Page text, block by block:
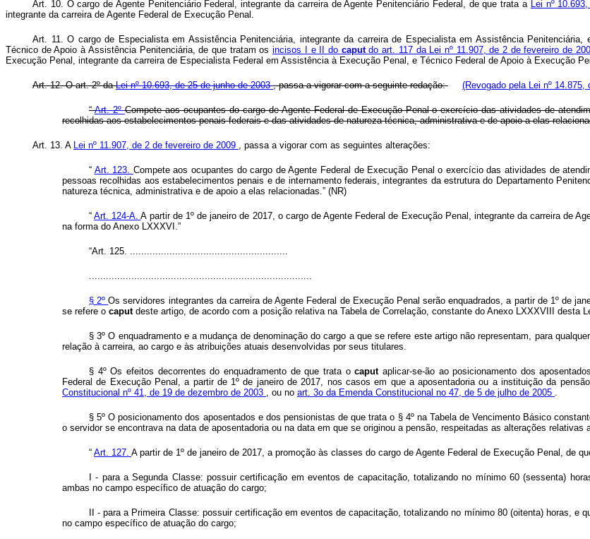
Art. 10. O cargo de Agente Penitenciário Federal, integrante da carreira de Agente Penitenciário Federal, de que trata a Lei nº
integrante da carreira de Agente Federal de Execução Penal.
Art. 11. O cargo de Especialista em Assistência Penitenciária, integrante da carreira de Especialista em Assistência
Técnico de Apoio à Assistência Penitenciária, de que tratam osincisos I e II do caputdo art. 117 da Lei nº 11.907, de 2 de fevereiro de
Execução Penal, integrante da carreira de Especialista Federal em Assistência à Execução Penal, e Técnico Federal de Apoio à Execução
Art. 12. O art. 2º daLei nº 10.693, de 25 de junho de 2003, passa a vigorar com a seguinte redação: (Revogado pela Lei nº 14.875,
“Art. 2ºCompete aos ocupantes do cargo de Agente Federal de Execução Penal o exercício das atividades de
recolhidas aos estabelecimentos penais federais e das atividades de natureza técnica, administrativa e de apoio a elas
Art. 13. A Lei nº 11.907, de 2 de fevereiro de 2009 , passa a vigorar com as seguintes alterações:
“ Art. 123. Compete aos ocupantes do cargo de Agente Federal de Execução Penal o exercício das atividades de
pessoas recolhidas aos estabelecimentos penais e de internamento federais, integrantes da estrutura do Departamento
natureza técnica, administrativa e de apoio a elas relacionadas.” (NR)
“Art. 124-A.A partir de 1º de janeiro de 2017, o cargo de Agente Federal de Execução Penal, integrante da carreira de
na forma do Anexo LXXXVI.”
“Art. 125. ........................................................
...............................................................................
§ 2ºOs servidores integrantes da carreira de Agente Federal de Execução Penal serão enquadrados, a partir de 1º de
se refere o caput deste artigo, de acordo com a posição relativa na Tabela de Correlação, constante do Anexo LXXXVIII desta
§ 3º O enquadramento e a mudança de denominação do cargo a que se refere este artigo não representam, para
relação à carreira, ao cargo e às atribuições atuais desenvolvidas por seus titulares.
§ 4º Os efeitos decorrentes do enquadramento de que trata ocaput aplicar-se-ão ao posicionamento dos
Federal de Execução Penal, a partir de 1º de janeiro de 2017, nos casos em que a aposentadoria ou a instituição da
Constitucional nº 41, de 19 de dezembro de 2003 , ou no art. 3o da Emenda Constitucional no 47, de 5 de julho de 2005 .
§ 5º O posicionamento dos aposentados e dos pensionistas de que trata o § 4º na Tabela de Vencimento Básico
o servidor se encontrava na data de aposentadoria ou na data em que se originou a pensão, respeitadas as alterações
“ Art. 127. A partir de 1º de janeiro de 2017, a promoção às classes do cargo de Agente Federal de Execução Penal, de
I - para a Segunda Classe: possuir certificação em eventos de capacitação, totalizando no mínimo 60 (sessenta)
ambas no campo específico de atuação do cargo;
II - para a Primeira Classe: possuir certificação em eventos de capacitação, totalizando no mínimo 80 (oitenta) horas, e
no campo específico de atuação do cargo;